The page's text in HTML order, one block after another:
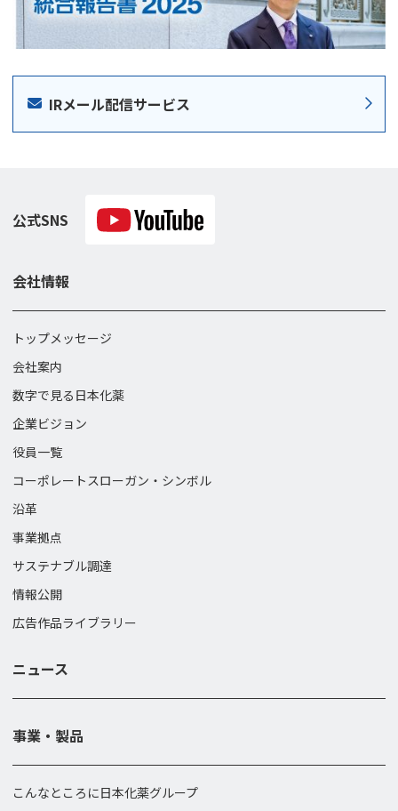
IRメール配信サービス
公式SNS
会社情報
トップメッセージ
会社案内
数字で見る日本化薬
企業ビジョン
役員一覧
コーポレートスローガン・ シンボル
沿革
事業拠点
サステナブル調達
情報公開
広告作品ライブラリー
ニュース
事業・製品
こんなところに日本化薬グループ